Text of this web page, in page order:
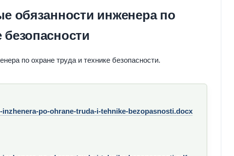
обязанности инженера по
безопасности
по охране труда и технике безопасности.
po-ohrane-truda-i-tehnike-bezopasnosti.docx